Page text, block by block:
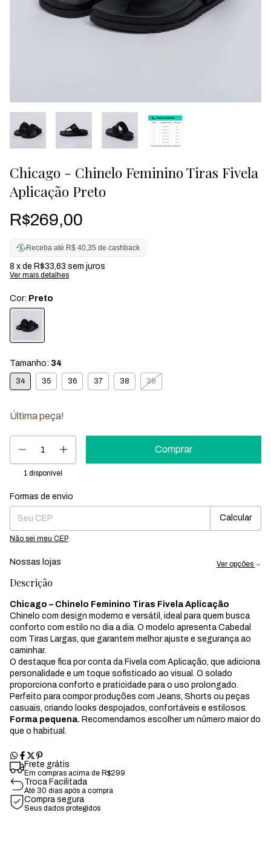
Chicago - Chinelo Feminino Tiras Fivela
Aplicação Preto
R$269,00
Receba até R$ 40,35 de cashback
8 x de R$33,63 sem juros
Ver mais detalhes
Cor: Preto
Tamanho: 34
34 35 36 37 38 39
Última peça!
1 disponível
Entregas para o CEP:
Formas de envio
Calcular
Não sei meu CEP
Nossas lojas Ver opções
Descrição
Chicago – Chinelo Feminino Tiras Fivela Aplicação
Chinelo com design moderno e versátil, ideal para quem busca
conforto com estilo no dia a dia. O modelo apresenta Cabedal
com Tiras Largas, que garantem melhor ajuste e segurança ao
caminhar.
O destaque fica por conta da Fivela com Aplicação, que adiciona
personalidade e um toque sofisticado ao visual. O solado
proporciona conforto e praticidade para o uso prolongado.
Perfeito para compor produções com Jeans, Shorts ou peças
casuais, criando looks despojados, confortáveis e estilosos.
Forma pequena. Recomendamos escolher um número maior do
que o habitual.
Frete grátis
Em compras acima de R$299
Troca Facilitada
Até 30 dias após a compra
Compra segura
Seus dados protegidos